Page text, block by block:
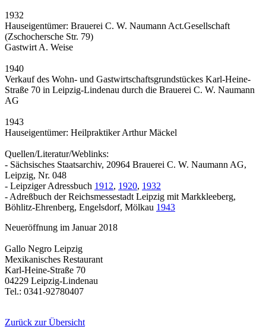
1932
Hauseigentümer: Brauerei C. W. Naumann Act.Gesellschaft
(Zschochersche Str. 79)
Gastwirt A. Weise
1940
Verkauf des Wohn- und Gastwirtschaftsgrundstückes Karl-Heine-
Straße 70 in Leipzig-Lindenau durch die Brauerei C. W. Naumann
AG
1943
Hauseigentümer: Heilpraktiker Arthur Mäckel
Quellen/Literatur/Weblinks:
- Sächsisches Staatsarchiv, 20964 Brauerei C. W. Naumann AG,
Leipzig, Nr. 048
- Leipziger Adressbuch 1912, 1920, 1932
- Adreßbuch der Reichsmessestadt Leipzig mit Markkleeberg,
Böhlitz-Ehrenberg, Engelsdorf, Mölkau 1943
Neueröffnung im Januar 2018
Gallo Negro Leipzig
Mexikanisches Restaurant
Karl-Heine-Straße 70
04229 Leipzig-Lindenau
Tel.: 0341-92780407
Zurück zur Übersicht